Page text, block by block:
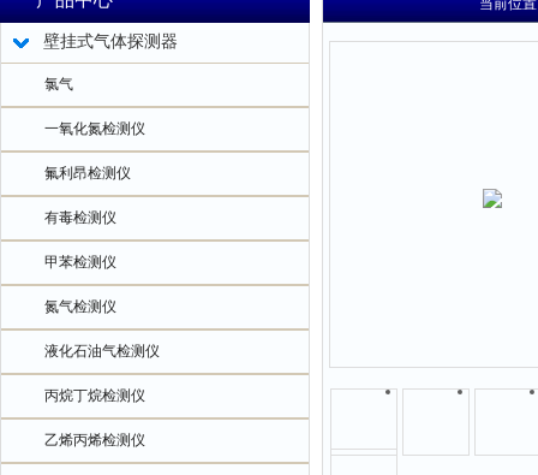
壁挂式气体探测器
氯气
一氧化氮检测仪
氟利昂检测仪
有毒检测仪
甲苯检测仪
氮气检测仪
液化石油气检测仪
丙烷丁烷检测仪
乙烯丙烯检测仪
当前位